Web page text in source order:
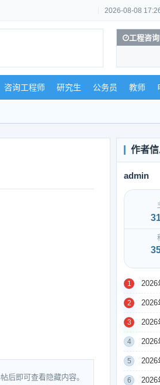
2026-08-08
工程咨询
咨询工程师 研究生 公务员 教师
后即可查看隐藏内容。
admin
1
2
3
4
5
6